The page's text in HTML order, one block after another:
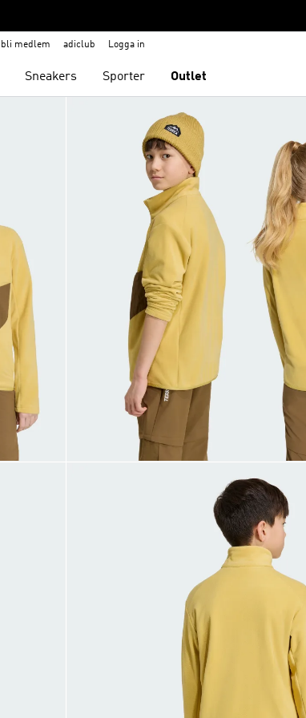
bli medlem adiclub Logga in
Sneakers Sporter Outlet